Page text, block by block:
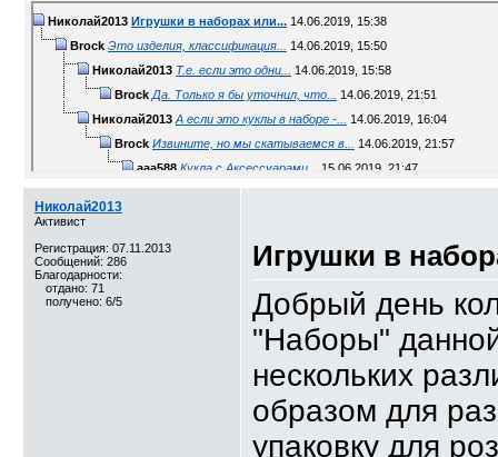
Николай2013 Игрушки в наборах или... 14.06.2019, 15:38
Brock Это изделия, классификация... 14.06.2019, 15:50
Николай2013 Т.е. если это одни... 14.06.2019, 15:58
Brock Да. Только я бы уточнил, что... 14.06.2019, 21:51
Николай2013 А если это куклы в наборе -... 14.06.2019, 16:04
Brock Извините, но мы скатываемся в... 14.06.2019, 21:57
aaa588 Кукла с Аксессуарами... 15.06.2019, 21:47
Дополнительные ответы в подтемах
Николай2013
Активист
Регистрация: 07.11.2013
Сообщений: 286
Благодарности:
отдано: 71
получено: 6/5
Игрушки в
Добрый день
"Наборы"
нескольких
образом для
упаковку для